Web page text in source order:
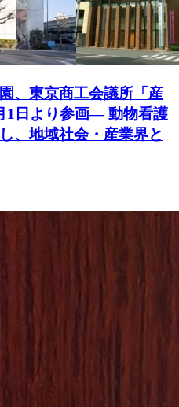
、東京商工会議所「産
1日より参画― 動物看護
、地域社会・産業界と